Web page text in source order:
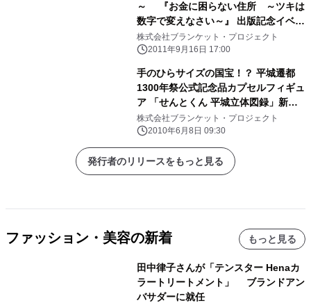
～ 『お金に困らない住所 ～ツキは
数字で変えなさい～』 出版記念イベン
トのお知らせ
株式会社ブランケット・プロジェクト
2011年9月16日 17:00
手のひらサイズの国宝！？ 平城遷都
1300年祭公式記念品カプセルフィギュ
ア 「せんとくん 平城立体図録」新薬
師寺に登場！
株式会社ブランケット・プロジェクト
2010年6月8日 09:30
発行者のリリースをもっと見る
ファッション・美容の新着 もっと見る
田中律子さんが「テンスター Henaカ
ラートリートメント」 ブランドアン
バサダーに就任